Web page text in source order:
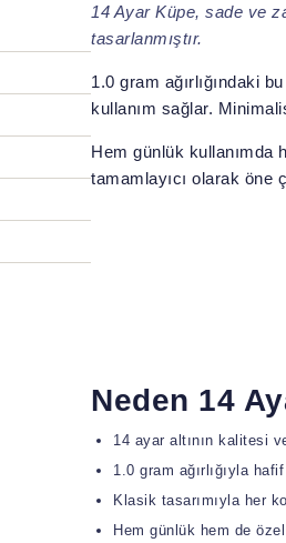
14 Ayar Küpe, sade ve
tasarlanmıştır.
1.0 gram ağırlığındaki
kullanım sağlar.
Hem günlük kullanımda
tamamlayıcı olarak öne
Neden 14
14 ayar altının kalitesi
1.0 gram ağırlığıyla
Klasik tasarımıyla her
Hem günlük hem de